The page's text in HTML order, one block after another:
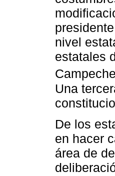
nivel
estatales
Una
De los
en hacer
área de